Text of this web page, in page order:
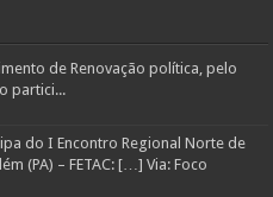
de Renovação política, pelo
partici...
do I Encontro Regional Norte de
(PA) – FETAC: […] Via: Foco